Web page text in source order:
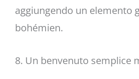
aggiungendo un elemento
bohémien.
8. Un benvenuto semplice